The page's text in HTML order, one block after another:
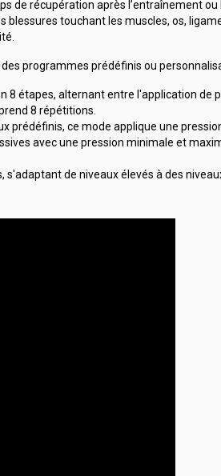
de récupération après l’entraînement
touchant les muscles, os,
programmes prédéfinis ou
8 étapes, alternant entre l'application de
8 répétitions.
prédéfinis, ce mode applique une
avec une pression minimale et
de niveaux élevés à des